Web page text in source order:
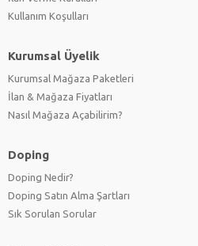
Kullanım Koşulları
Kurumsal Üyelik
Kurumsal Mağaza Paketleri
İlan & Mağaza Fiyatları
Nasıl Mağaza Açabilirim?
Doping
Doping Nedir?
Doping Satın Alma Şartları
Sık Sorulan Sorular